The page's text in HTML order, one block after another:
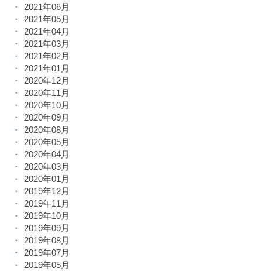
2021年06月
2021年05月
2021年04月
2021年03月
2021年02月
2021年01月
2020年12月
2020年11月
2020年10月
2020年09月
2020年08月
2020年05月
2020年04月
2020年03月
2020年01月
2019年12月
2019年11月
2019年10月
2019年09月
2019年08月
2019年07月
2019年05月